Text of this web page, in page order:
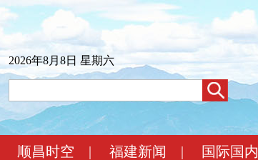
2026年8月8日 星期六
顺昌时空 | 福建新闻 | 国际国内